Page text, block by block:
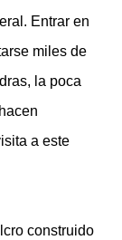
Entrar en
miles de
la poca
a este
construido